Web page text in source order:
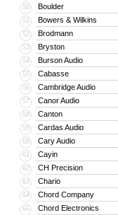
50 Boulder
51 Bowers & Wilkins
52 Brodmann
53 Bryston
54 Burson Audio
55 Cabasse
56 Cambridge Audio
57 Canor Audio
58 Canton
59 Cardas Audio
60 Cary Audio
61 Cayin
62 CH Precision
63 Chario
64 Chord Company
65 Chord Electronics